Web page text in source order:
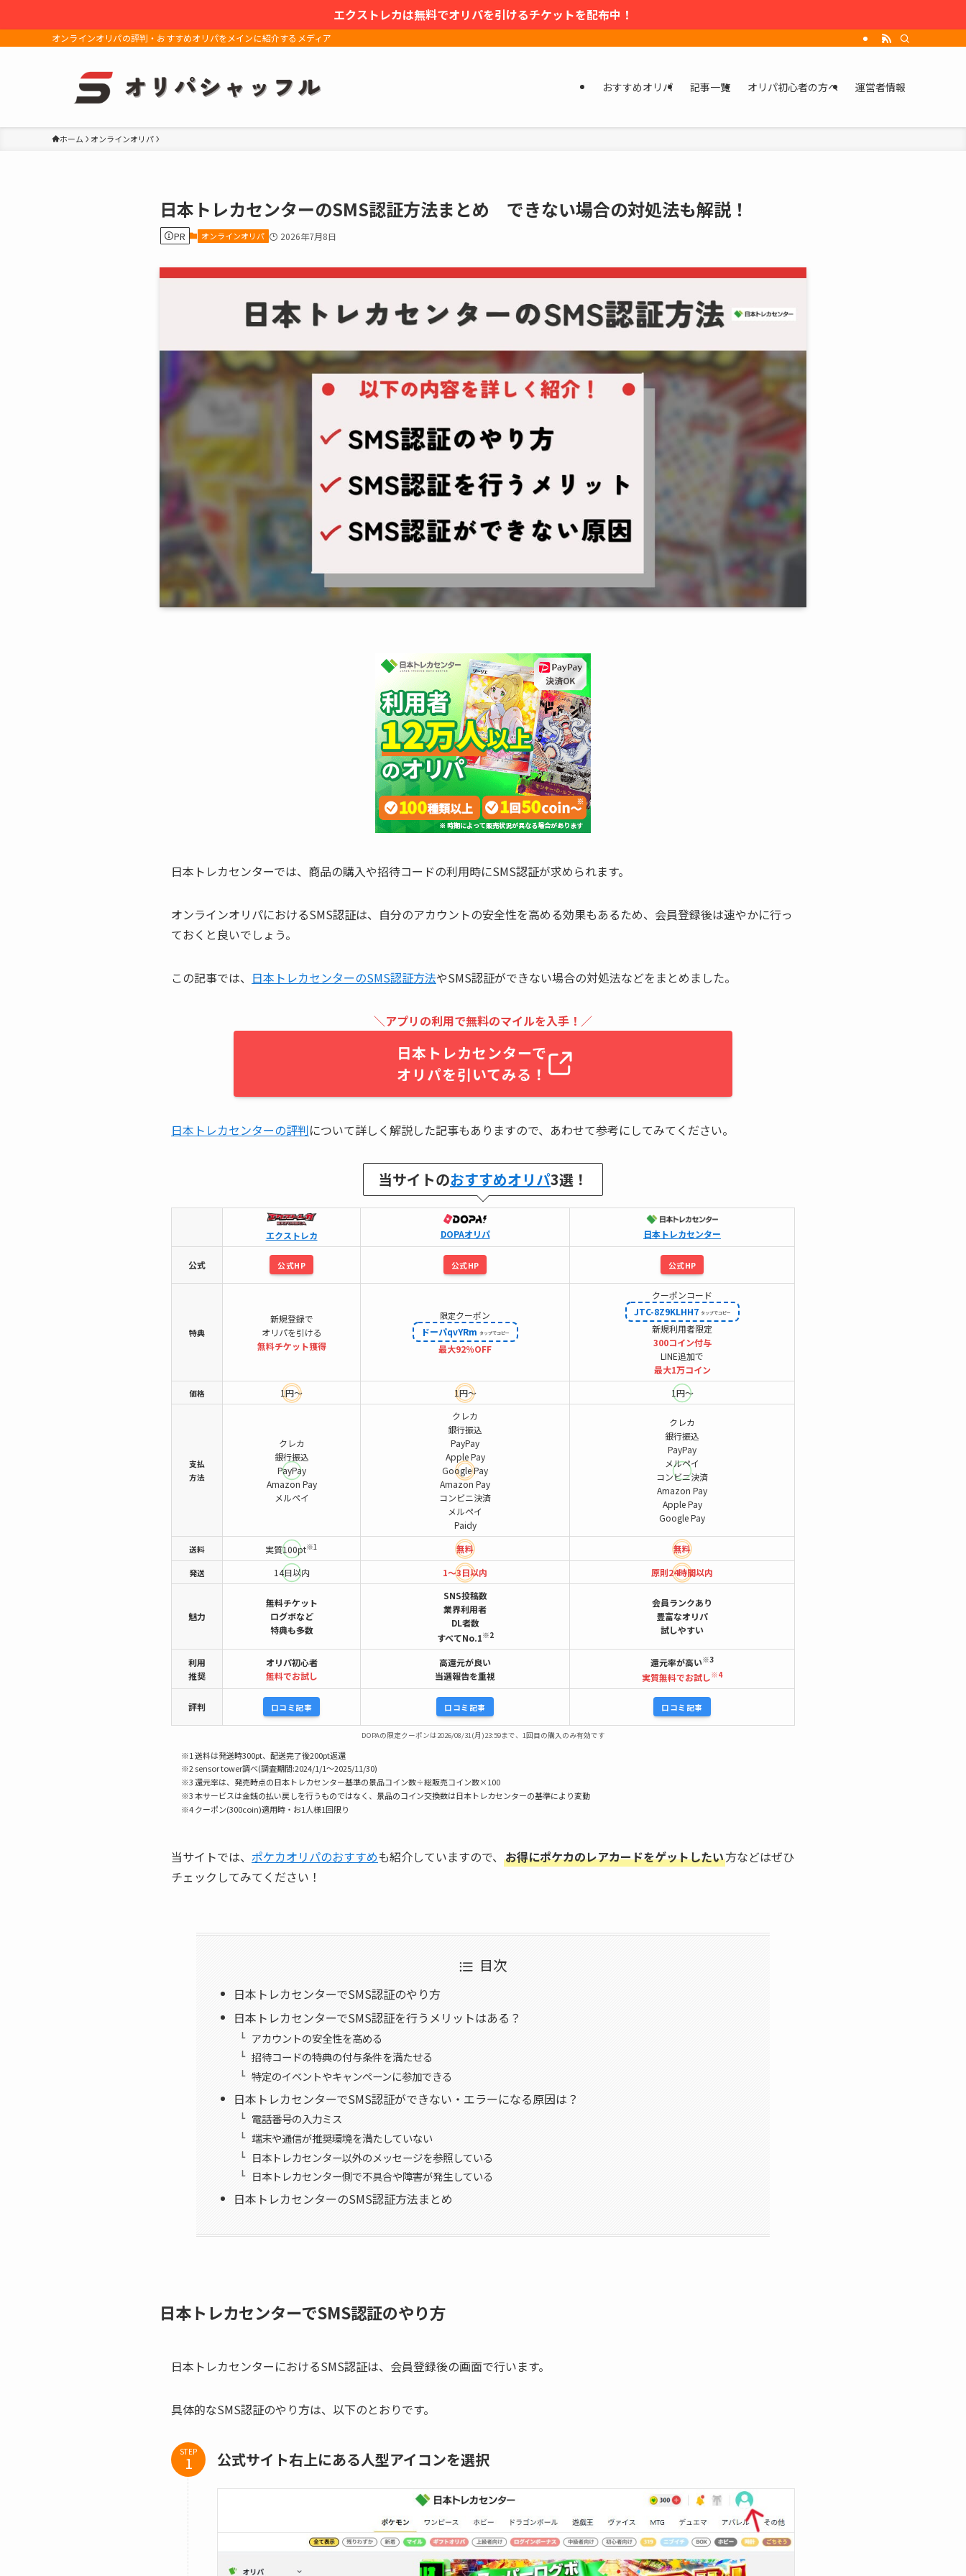
エクストレカは無料でオリパを引けるチケットを配布中！
オンラインオリパの評判・おすすめオリパをメインに紹介するメディア
おすすめオリパ 記事一覧 オリパ初心者の方へ 運営者情報
ホーム オンラインオリパ
日本トレカセンターのSMS認証方法まとめ できない場合の対処法も解説！
PR オンラインオリパ 2026年7月8日
日本トレカセンターでは、商品の購入や招待コードの利用時にSMS認証が求められます。
オンラインオリパにおけるSMS認証は、自分のアカウントの安全性を高める効果もあるため、会員登録後は速やかに行っ
ておくと良いでしょう。
この記事では、 日本トレカセンターのSMS認証方法やSMS認証ができない場合の対処法などをまとめました。
＼アプリの利用で無料のマイルを入手！／
日本トレカセンターで
オリパを引いてみる！
日本トレカセンターの評判について詳しく解説した記事もありますので、あわせて参考にしてみてください。
当サイトのおすすめオリパ3選！
エクストレカ DOPAオリパ 日本トレカセンター
公式 公式HP 公式HP 公式HP
特典
新規登録で
オリパを引ける
無料チケット獲得
限定クーポン
ドーパqvYRm
最大92％OFF
クーポンコード
JTC-8Z9KLHH7
新規利用者限定
300コイン付与
LINE追加で
最大1万コイン
価格 1円～ 1円～ 1円～
支払
方法
クレカ
銀行振込
PayPay
Amazon Pay
メルペイ
クレカ
銀行振込
PayPay
Apple Pay
Google Pay
Amazon Pay
コンビニ決済
メルペイ
Paidy
クレカ
銀行振込
PayPay
メルペイ
コンビニ決済
Amazon Pay
Apple Pay
Google Pay
送料 実質100pt※1 無料 無料
発送 14日以内 1～3日以内 原則24時間以内
魅力
無料チケット
ログボなど
特典も多数
SNS投稿数
業界利用者
DL者数
すべてNo.1※2
会員ランクあり
豊富なオリパ
試しやすい
利用
推奨
オリパ初心者
無料でお試し
高還元が良い
当選報告を重視
還元率が高い※3
実質無料でお試し※4
評判 口コミ記事 口コミ記事 口コミ記事
DOPAの限定クーポンは2026/08/31(月)23:59まで、1回目の購入のみ有効です
※1 送料は発送時300pt、配送完了後200pt返還
※2 sensor tower調べ(調査期間:2024/1/1〜2025/11/30)
※3 還元率は、発売時点の日本トレカセンター基準の景品コイン数÷総販売コイン数×100
※3 本サービスは金銭の払い戻しを行うものではなく、景品のコイン交換数は日本トレカセンターの基準により変動
※4 クーポン(300coin)適用時・お1人様1回限り
当サイトでは、 ポケカオリパのおすすめも紹介していますので、 お得にポケカのレアカードをゲットしたい方などはぜひ
チェックしてみてください！
目次
日本トレカセンターでSMS認証のやり方
日本トレカセンターでSMS認証を行うメリットはある？
アカウントの安全性を高める
招待コードの特典の付与条件を満たせる
特定のイベントやキャンペーンに参加できる
日本トレカセンターでSMS認証ができない・エラーになる原因は？
電話番号の入力ミス
端末や通信が推奨環境を満たしていない
日本トレカセンター以外のメッセージを参照している
日本トレカセンター側で不具合や障害が発生している
日本トレカセンターのSMS認証方法まとめ
日本トレカセンターでSMS認証のやり方
日本トレカセンターにおけるSMS認証は、会員登録後の画面で行います。
具体的なSMS認証のやり方は、以下のとおりです。
STEP 公式サイト右上にある人型アイコンを選択